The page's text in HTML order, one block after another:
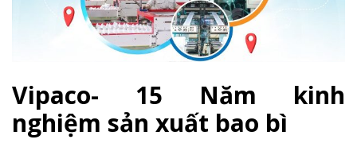
Vipaco- 15 Năm kinh
nghiệm sản xuất bao bì